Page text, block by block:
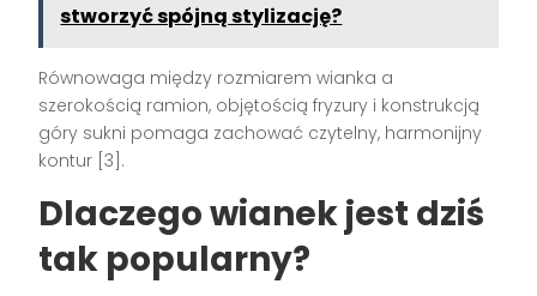
stworzyć spójną stylizację?
Równowaga między rozmiarem wianka a
szerokością ramion, objętością fryzury i konstrukcją
góry sukni pomaga zachować czytelny, harmonijny
kontur [3].
Dlaczego wianek jest dziś
tak popularny?